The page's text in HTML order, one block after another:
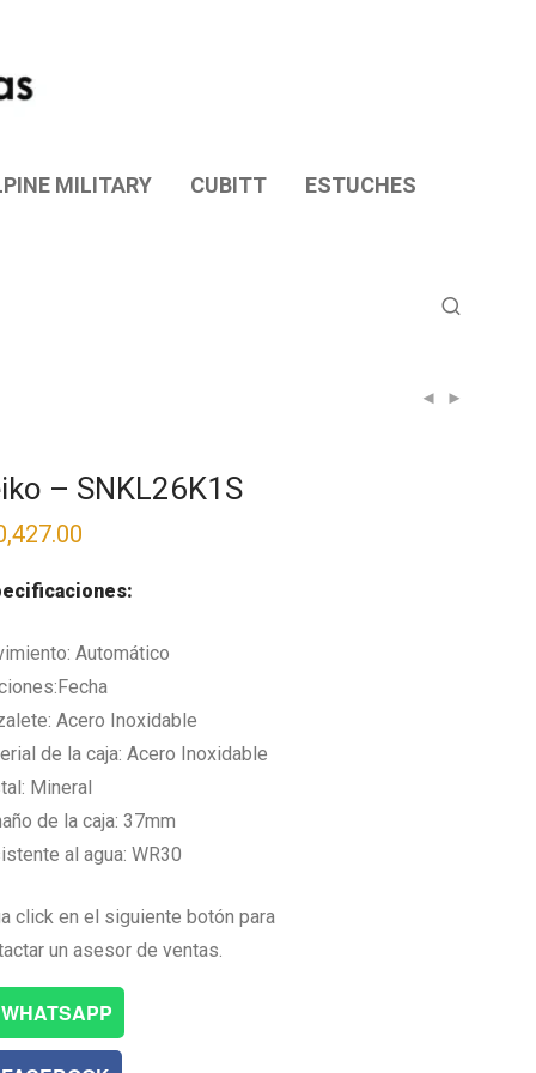
MILITARY CUBITT ESTUCHES
– SNKL26K1S
Automático
Acero Inoxidable
de la caja: Acero Inoxidable
Mineral
de la caja: 37mm
al agua: WR30
click en el siguiente botón para
un asesor de ventas.